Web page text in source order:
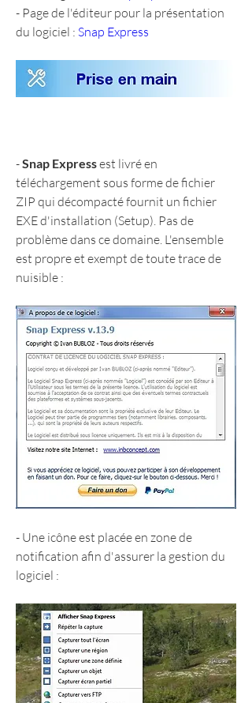
- Page de l'éditeur pour la présentation
du logiciel : Snap Express
- Snap Express est livré en
téléchargement sous forme de fichier
ZIP qui décompacté fournit un fichier
EXE d'installation (Setup). Pas de
problème dans ce domaine. L'ensemble
est propre et exempt de toute trace de
nuisible :
- Une icône est placée en zone de
notification afin d'assurer la gestion du
logiciel :